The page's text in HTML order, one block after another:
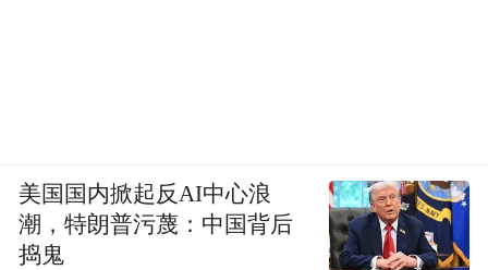
美国国内掀起反AI中心浪
潮，特朗普污蔑：中国背后
捣鬼